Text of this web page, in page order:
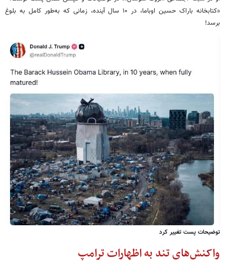
«کتابخانه باراک حسین اوباما، در ۱۰ سال آینده، زمانی که به‌طور کامل به بلوغ
برسد!
توضیحات پست تغییر کرد
واکنش‌های تند به اظهارات ترامپ